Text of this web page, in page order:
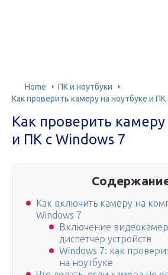
Home
ПК и ноутбуки
Как проверить камеру на ноутбуке и ПК
Как проверить камеру
и ПК с Windows 7
Как включить камеру на
Windows 7
Включение
диспетчер устройств
Windows 7: как
на ноутбуке